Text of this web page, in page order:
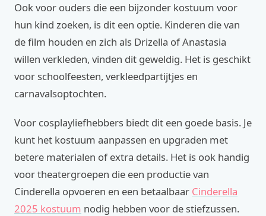
Ook voor ouders die een bijzonder kostuum voor
hun kind zoeken, is dit een optie. Kinderen die van
de film houden en zich als Drizella of Anastasia
willen verkleden, vinden dit geweldig. Het is geschikt
voor schoolfeesten, verkleedpartijtjes en
carnavalsoptochten.
Voor cosplayliefhebbers biedt dit een goede basis. Je
kunt het kostuum aanpassen en upgraden met
betere materialen of extra details. Het is ook handig
voor theatergroepen die een productie van
Cinderella opvoeren en een betaalbaar Cinderella
2025 kostuum nodig hebben voor de stiefzussen.